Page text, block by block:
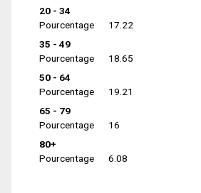
20 - 34
Pourcentage
17.22
35 - 49
Pourcentage
18.65
50 - 64
Pourcentage
19.21
65 - 79
Pourcentage
16
80+
Pourcentage
6.08